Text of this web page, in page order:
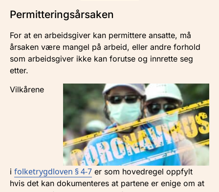
Permitteringsårsaken
For at en arbeidsgiver kan permittere ansatte, må
årsaken være mangel på arbeid, eller andre forhold
som arbeidsgiver ikke kan forutse og innrette seg
etter.
Vilkårene
i folketrygdloven § 4-7 er som hovedregel oppfylt
hvis det kan dokumenteres at partene er enige om at